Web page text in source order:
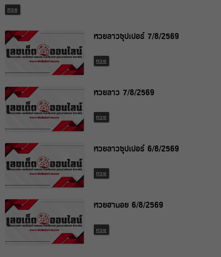
หวย
หวยลาวซุปเปอร์ 7/8/2569
หวย
หวยลาว 7/8/2569
หวย
หวยลาวซุปเปอร์ 6/8/2569
หวย
หวยฮานอย 6/8/2569
หวย